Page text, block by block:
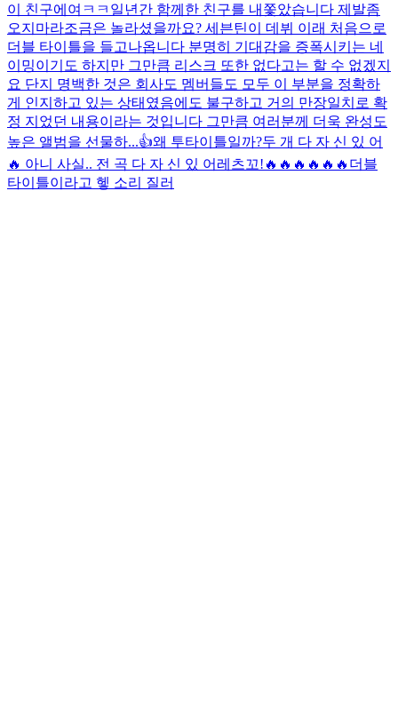
이 친구에여ㅋㅋ 일년간 함께한 친구를 내쫓았습니다 제발좀
오지마라조금은 놀라셨을까요? 세븐틴이 데뷔 이래 처음으로
더블 타이틀을 들고나옵니다 분명히 기대감을 증폭시키는 네
이밍이기도 하지만 그만큼 리스크 또한 없다고는 할 수 없겠지
요 단지 명백한 것은 회사도 멤버들도 모두 이 부분을 정확하
게 인지하고 있는 상태였음에도 불구하고 거의 만장일치로 확
정 지었던 내용이라는 것입니다 그만큼 여러분께 더욱 완성도
높은 앨범을 선물하...👍왜 투타이틀일까?두 개 다 자 신 있 어
🔥 아니 사실.. 전 곡 다 자 신 있 어 레츠꼬!🔥🔥🔥🔥🔥🔥 더블
타이틀이라고 헿 소리 질러